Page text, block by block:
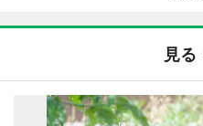
見る